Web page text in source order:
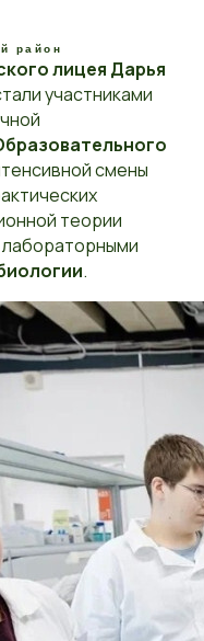
район
лицея Дарья
участниками
смены
теории
.